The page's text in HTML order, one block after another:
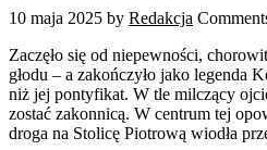
10 maja 2025 by Redakcja
Zaczęło się od niepewności,
głodu – a zakończyło jako legenda
niż jej pontyfikat. W tle milczący
zostać zakonnicą. W centrum tej
droga na Stolicę Piotrową wiodła